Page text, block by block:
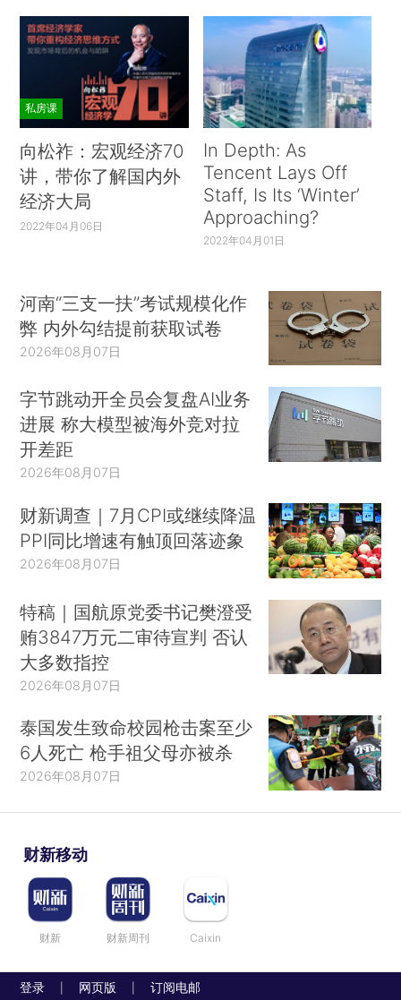
私房课
向松祚：宏观经济70
讲，带你了解国内外
经济大局
2022年04月06日
In Depth: As
Tencent Lays Off
Staff, Is Its ‘Winter’
Approaching?
2022年04月01日
河南“三支一扶”考试规模化作
弊 内外勾结提前获取试卷
2026年08月07日
字节跳动开全员会复盘AI业务
进展 称大模型被海外竞对拉
开差距
2026年08月07日
财新调查｜7月CPI或继续降温
PPI同比增速有触顶回落迹象
2026年08月07日
特稿｜国航原党委书记樊澄受
贿3847万元二审待宣判 否认
大多数指控
2026年08月07日
泰国发生致命校园枪击案至少
6人死亡 枪手祖父母亦被杀
2026年08月07日
财新移动
财新 财新周刊 Caixin
登录 网页版 订阅电邮